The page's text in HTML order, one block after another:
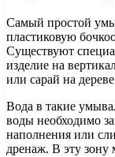
Самый простой
пластиковую
Существуют
изделие на
или сарай на
Вода в такие
воды необходимо
наполнения или
дренаж. В эту зону